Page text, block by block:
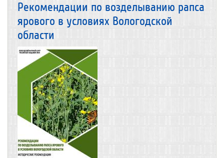
Рекомендации по возделыванию рапса
ярового в условиях Вологодской
области